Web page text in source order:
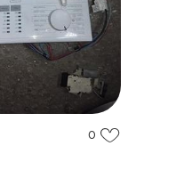
0